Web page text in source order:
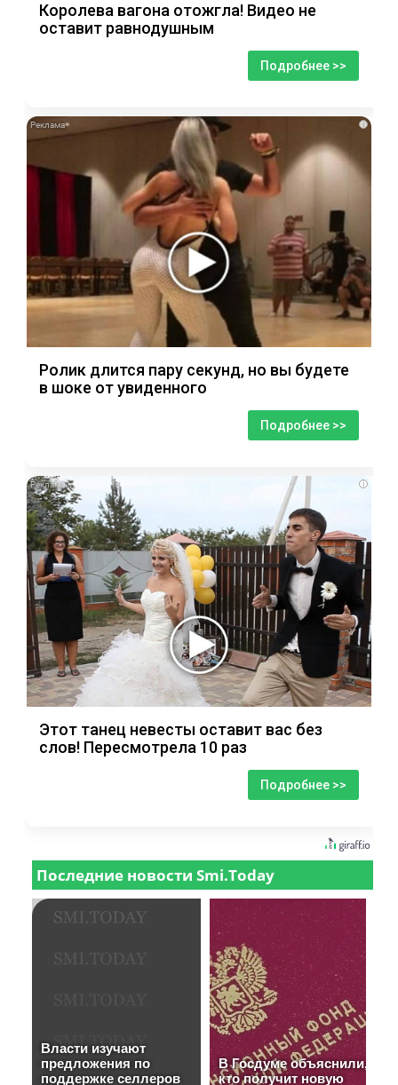
Королева вагона отожгла! Видео не
оставит равнодушным
Подробнее >>
i
Ролик длится пару секунд, но вы будете
в шоке от увиденного
Подробнее >>
i
Этот танец невесты оставит вас без
слов! Пересмотрела 10 раз
Подробнее >>